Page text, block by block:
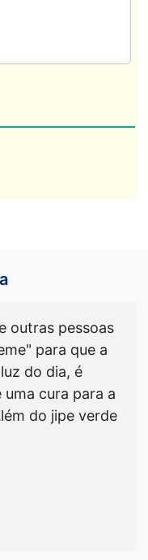
outras pessoas
para que a
do dia, é
cura para a
do jipe verde